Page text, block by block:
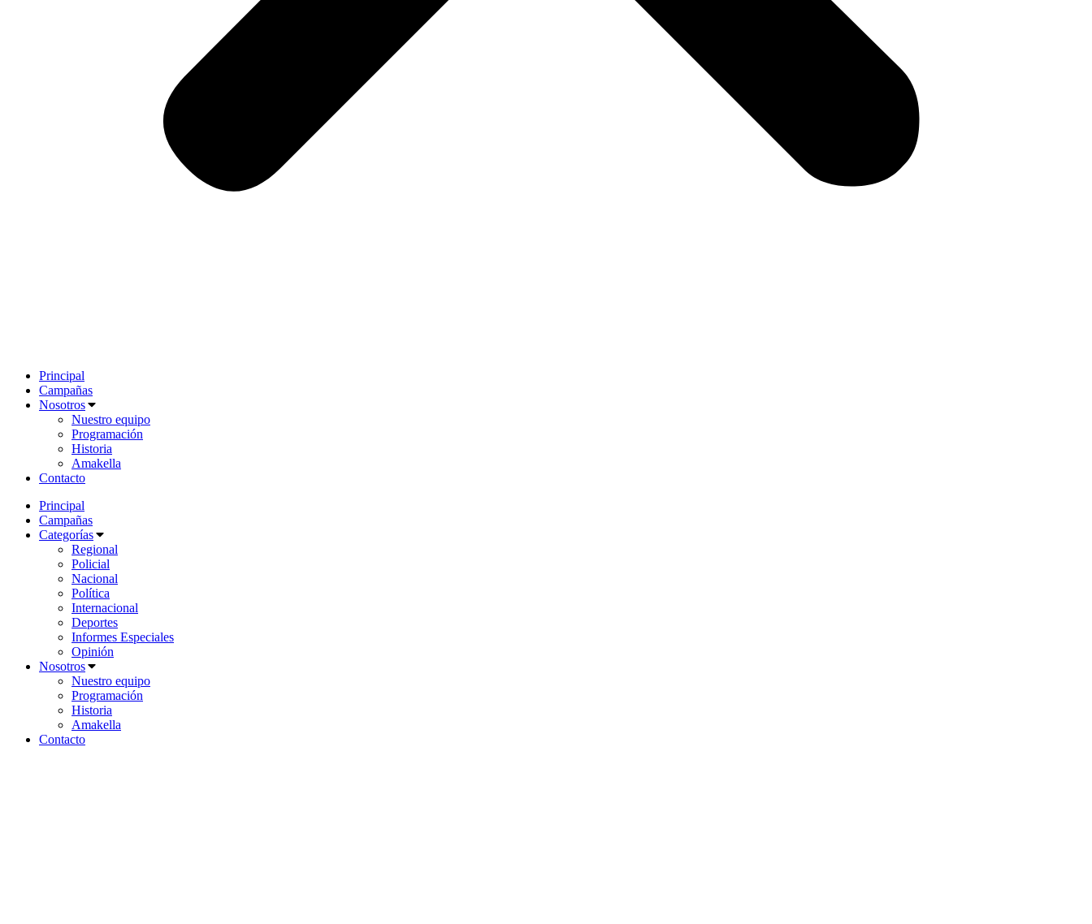
Principal
Campañas
Nosotros
Nuestro equipo
Programación
Historia
Amakella
Contacto
Principal
Campañas
Categorías
Regional
Policial
Nacional
Política
Internacional
Deportes
Informes Especiales
Opinión
Nosotros
Nuestro equipo
Programación
Historia
Amakella
Contacto